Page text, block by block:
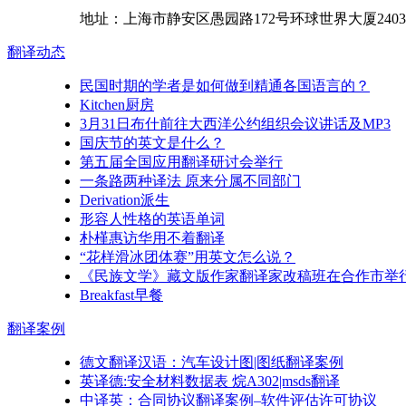
地址： 上海市静安区愚园路172号环球世界大厦
翻译动态
民国时期的学者是如何做到精通各国语言的？
Kitchen厨房
3月31日布什前往大西洋公约组织会议讲话及MP3
国庆节的英文是什么？
第五届全国应用翻译研讨会举行
一条路两种译法 原来分属不同部门
Derivation派生
形容人性格的英语单词
朴槿惠访华用不着翻译
“花样滑冰团体赛”用英文怎么说？
《民族文学》藏文版作家翻译家改稿班在合作市举
Breakfast早餐
翻译案例
德文翻译汉语：汽车设计图|图纸翻译案例
英译德:安全材料数据表 烷A302|msds翻译
中译英：合同协议翻译案例–软件评估许可协议